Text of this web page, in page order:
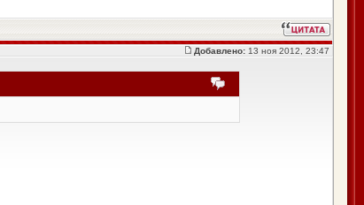
Добавлено: 13 ноя 2012, 23:47